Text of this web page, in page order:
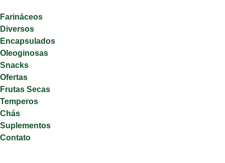
Farináceos
Diversos
Encapsulados
Oleoginosas
Snacks
Ofertas
Frutas Secas
Temperos
Chás
Suplementos
Contato